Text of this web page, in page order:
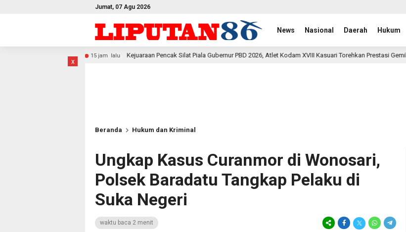
Jumat, 07 Agu 2026
News Nasional Daerah Hukum
x
Kejuaraan Pencak Silat Piala Gubernur PBD 2026, Atlet Kodam XVIII Kasuari Torehkan Prestasi Gemilang 16 jam lalu
Beranda Hukum dan Kriminal
Ungkap Kasus Curanmor di Wonosari,
Polsek Baradatu Tangkap Pelaku di
Suka Negeri
waktu baca 2 menit